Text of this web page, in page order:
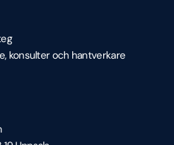
konsulter och hantverkare